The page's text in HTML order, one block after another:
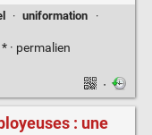
· uniformation
·
· permalien
·
: une